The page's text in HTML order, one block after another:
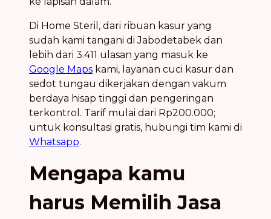
Di Home Steril, dari ribuan kasur yang
sudah kami tangani di Jabodetabek dan
lebih dari 3.411 ulasan yang masuk ke
Google Maps kami, layanan cuci kasur dan
sedot tungau dikerjakan dengan vakum
berdaya hisap tinggi dan pengeringan
terkontrol. Tarif mulai dari Rp200.000;
untuk konsultasi gratis, hubungi tim kami di
Whatsapp.
Mengapa kamu
harus Memilih Jasa